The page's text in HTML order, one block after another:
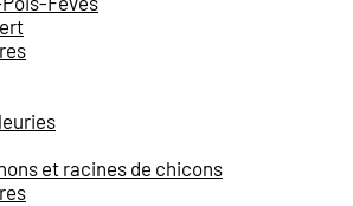
et racines de chicons